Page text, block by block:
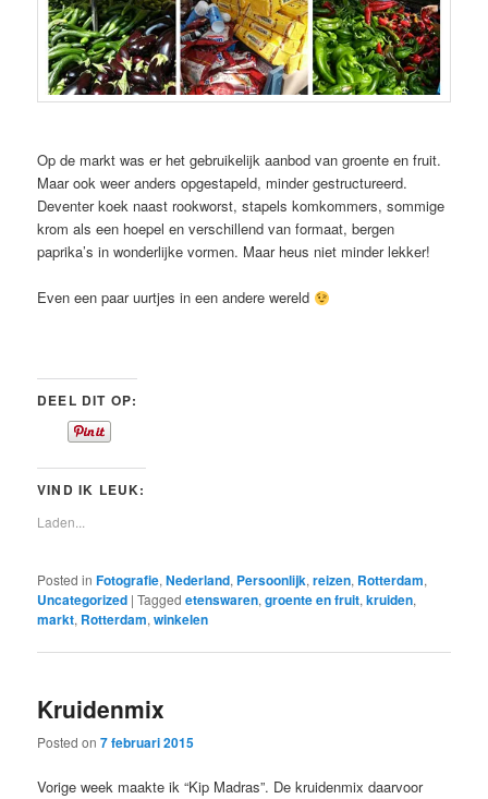
Op de markt was er het gebruikelijk aanbod van groente en fruit.
Maar ook weer anders opgestapeld, minder gestructureerd.
Deventer koek naast rookworst, stapels komkommers, sommige
krom als een hoepel en verschillend van formaat, bergen
paprika’s in wonderlijke vormen. Maar heus niet minder lekker!
Even een paar uurtjes in een andere wereld
DEEL DIT OP:
VIND IK LEUK:
Laden...
Posted in Fotografie,Nederland, Persoonlijk,reizen, Rotterdam,
Uncategorized |Tagged etenswaren,groente en fruit,kruiden,
markt, Rotterdam,winkelen
Kruidenmix
Posted on7 februari 2015
Vorige week maakte ik “Kip Madras”. De kruidenmix daarvoor